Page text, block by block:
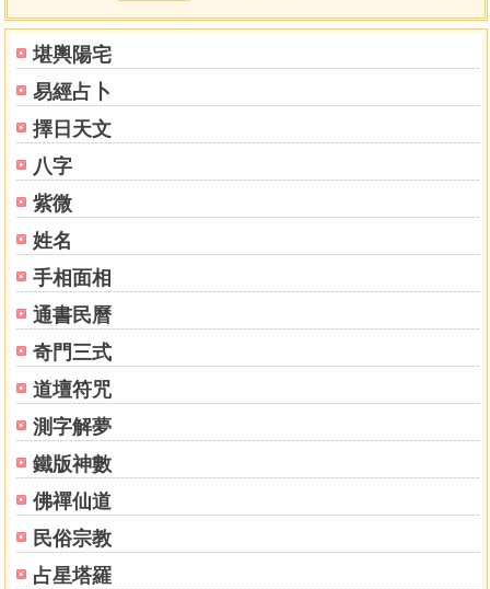
堪輿陽宅
易經占卜
擇日天文
八字
紫微
姓名
手相面相
通書民曆
奇門三式
道壇符咒
測字解夢
鐵版神數
佛禪仙道
民俗宗教
占星塔羅